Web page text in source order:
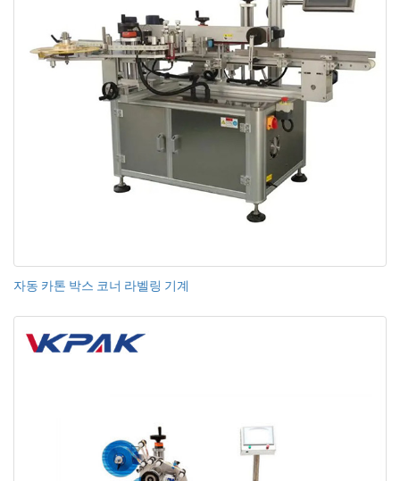
자동 카톤 박스 코너 라벨링 기계